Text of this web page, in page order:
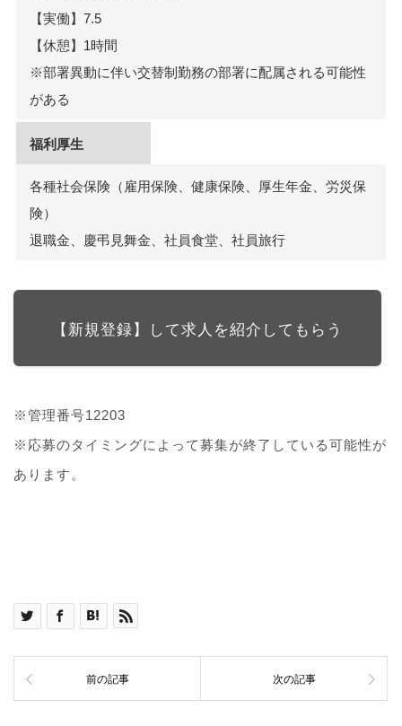
【実働】7.5
【休憩】1時間
※部署異動に伴い交替制勤務の部署に配属される可能性
がある
福利厚生
各種社会保険（雇用保険、健康保険、厚生年金、労災保
険）
退職金、慶弔見舞金、社員食堂、社員旅行
【新規登録】して求人を紹介してもらう
※管理番号12203
※応募のタイミングによって募集が終了している可能性が
あります。
前の記事 次の記事